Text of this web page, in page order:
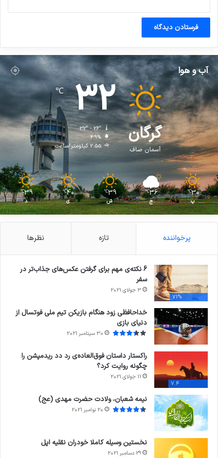
آب و هوا
گرگان
آسمان صاف
32
℃
32º - 26º
49%
2.55 کیلومتر/ساعت
30
℃
پ
36
℃
ج
39
℃
ش
40
℃
ی
39
℃
د
پرخواننده تازه نظرها
71%
6 نکته‌ی مهم برای گرفتن عکس‌های جذاب‌تر در
سفر
3 جولای 2021
خداحافظی زود هنگام بازیکن تیم ملی فوتسال از
دنیای بازی
30 سپتامبر 2021
7.4
راکستار داستان فوق‌العاده‌ی رد دد ریدمپشن را
چگونه روایت کرد؟
11 جولای 2021
نیمه شعبان، ولادت حضرت مهدی (عج)
20 نوامبر 2021
نخستین وسیله کاملا خودران نقلیه اپل
29 دسامبر 2021